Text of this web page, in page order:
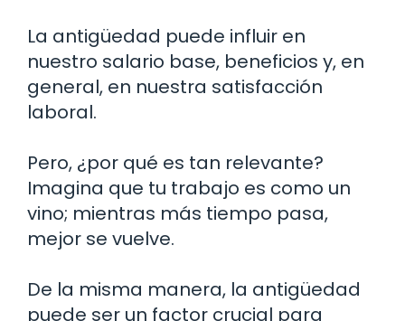
La antigüedad puede influir en
nuestro salario base, beneficios y, en
general, en nuestra satisfacción
laboral.
Pero, ¿por qué es tan relevante?
Imagina que tu trabajo es como un
vino; mientras más tiempo pasa,
mejor se vuelve.
De la misma manera, la antigüedad
puede ser un factor crucial para